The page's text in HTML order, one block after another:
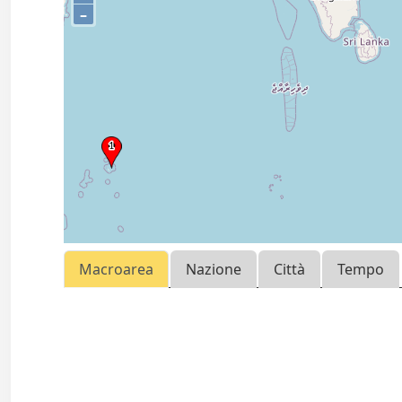
–
Macroarea Nazione Città Tempo